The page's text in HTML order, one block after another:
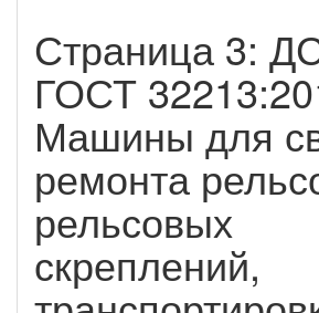
Страница 3:
ГОСТ
Машины для
ремонта
рельсовых
скреплений,